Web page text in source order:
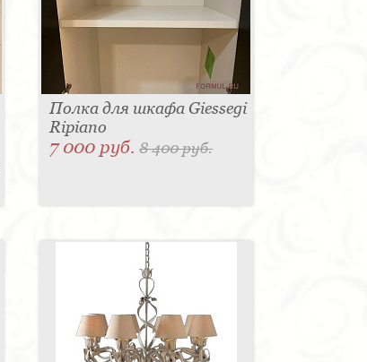
Полка для шкафа Giessegi
Ripiano
7 000 руб.8 400 руб.